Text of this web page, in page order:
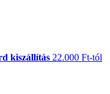
kiszállítás 22.000 Ft-tól